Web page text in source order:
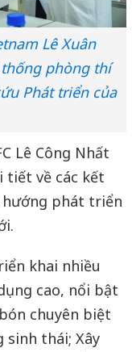
Lê Xuân
phòng thí
Phát triển của
Lê Công Nhất
tiết về các kết
hướng phát triển
khai nhiều
cao, nổi bật
chuyên biệt
thái; Xây